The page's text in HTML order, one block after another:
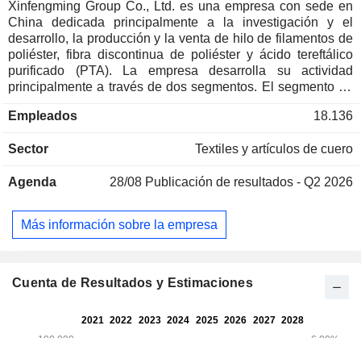
Xinfengming Group Co., Ltd. es una empresa con sede en
China dedicada principalmente a la investigación y el
desarrollo, la producción y la venta de hilo de filamentos de
poliéster, fibra discontinua de poliéster y ácido tereftálico
purificado (PTA). La empresa desarrolla su actividad
principalmente a través de dos segmentos. El segmento de
venta de hilo de filamentos de poliéster, incluyendo hilo
texturado estirado (DTY), así como fibras discontinuas de
hiladas por vórtice, huecas tridimensionales y de colores. El
producción y venta de PTA. La empresa desarrolla su
actividad en los mercados nacionales e internacionales.
Empleados 18.136
Sector Textiles y artículos de cuero
Agenda 28/08 Publicación de resultados - Q2 2026
Más información sobre la empresa
Cuenta de Resultados y Estimaciones